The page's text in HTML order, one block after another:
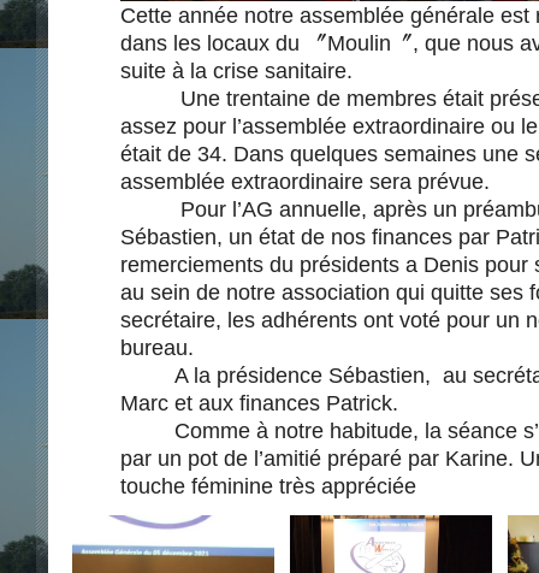
Cette année notre assemblée générale est
dans les locaux du 〞Moulin〞, que nous
suite à la crise sanitaire.
Une trentaine de membres était
assez pour l’assemblée extraordinaire ou
était de 34. Dans quelques semaines une
assemblée extraordinaire sera prévue.
Pour l’AG annuelle, après un
Sébastien, un état de nos finances par
remerciements du présidents a Denis pour
au sein de notre association qui quitte ses
secrétaire, les adhérents ont voté pour un
bureau.
A la présidence Sébastien, au
Marc et aux finances Patrick.
Comme à notre habitude, la séance
par un pot de l’amitié préparé par Karine.
touche féminine très appréciée